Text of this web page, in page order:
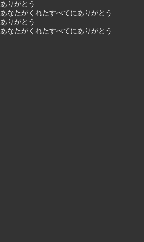
ありがとう
あなたがくれたすべてにありがとう
ありがとう
あなたがくれたすべてにありがとう